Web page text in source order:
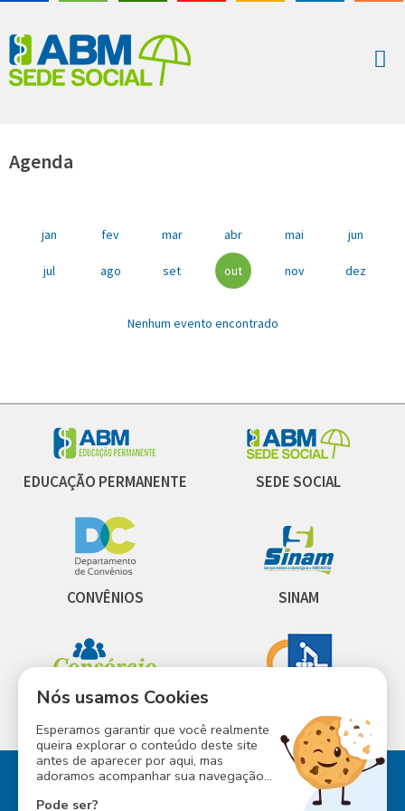
Agenda
jan fev mar abr mai jun
jul ago set out nov dez
Nenhum evento encontrado
EDUCAÇÃO PERMANENTE SEDE SOCIAL
CONVÊNIOS SINAM
Nós usamos Cookies
Esperamos garantir que você realmente
queira explorar o conteúdo deste site
antes de aparecer por aqui, mas
adoramos acompanhar sua navegação...
Pode ser?